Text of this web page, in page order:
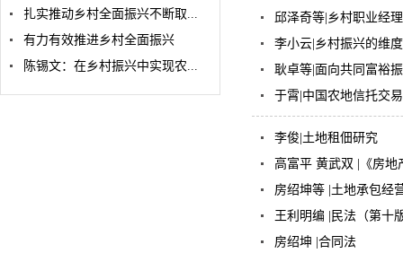
扎实推动乡村全面振兴不断取...
有力有效推进乡村全面振兴
陈锡文：在乡村振兴中实现农...
邱泽奇等|乡村职业经
李小云|乡村振兴的维度
耿卓等|面向共同富裕
于霄|中国农地信托交
李俊|土地租佃研究
高富平 黄武双 |《房地
房绍坤等 |土地承包经
王利明编 |民法（第十
房绍坤 |合同法